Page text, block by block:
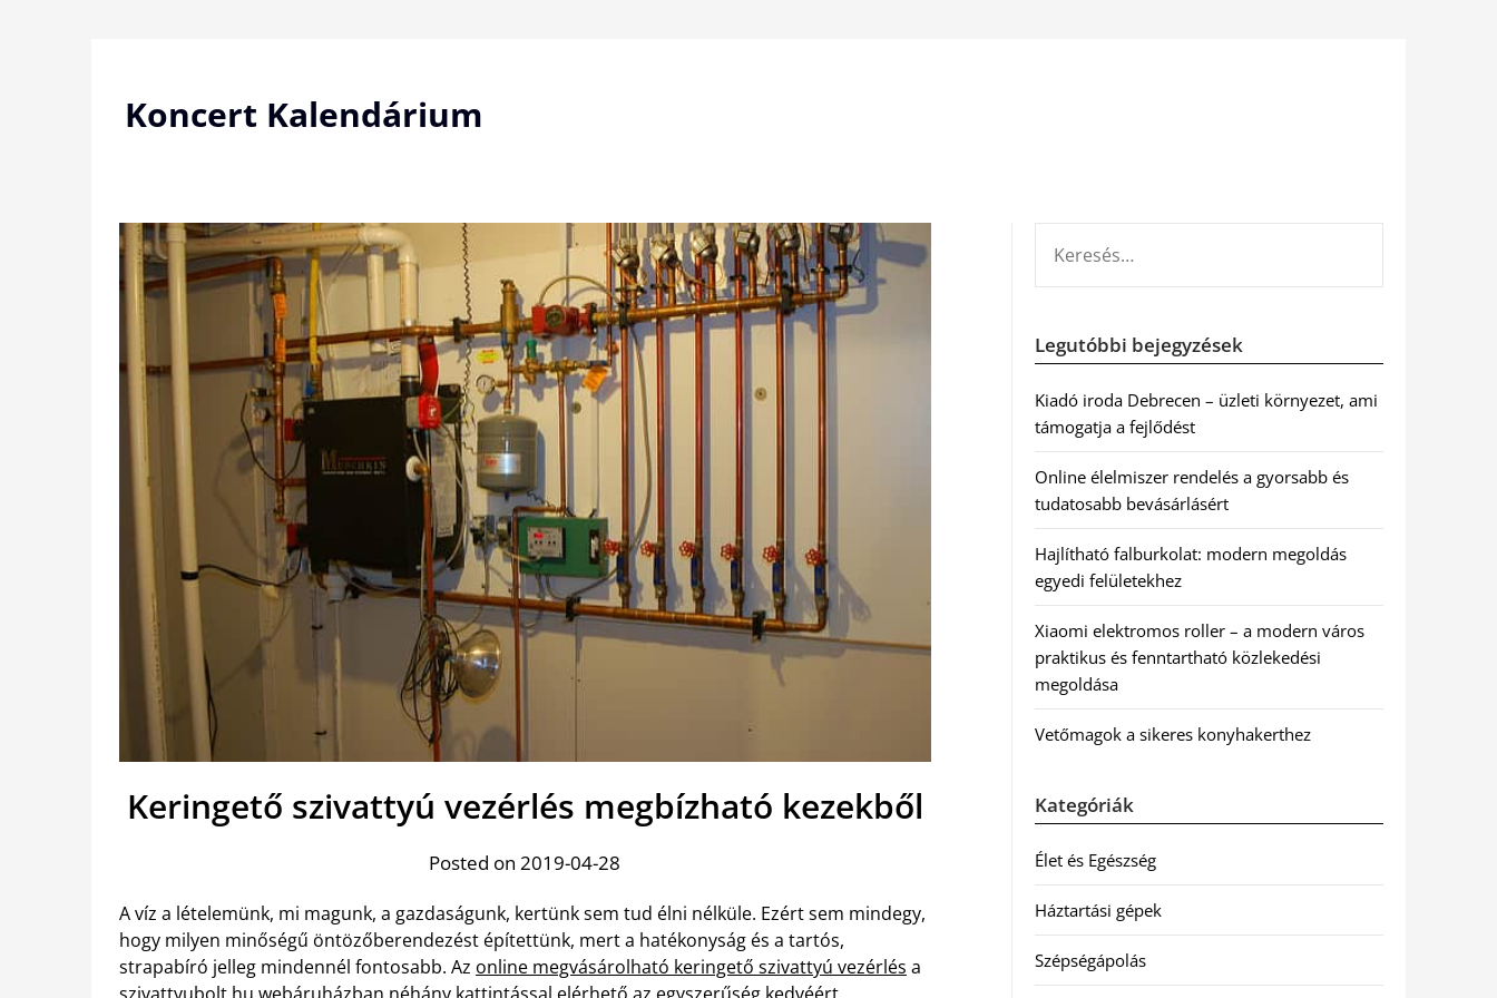
Koncert Kalendárium
Keringető szivattyú vezérlés megbízható kezekből
Posted on 2019-04-28
A víz a lételemünk, mi magunk, a gazdaságunk, kertünk sem tud élni nélküle. Ezért sem mindegy,
hogy milyen minőségű öntözőberendezést építettünk, mert a hatékonyság és a tartós,
strapabíró jelleg mindennél fontosabb. Az online megvásárolható keringető szivattyú vezérlés a
Legutóbbi bejegyzések
Kiadó iroda Debrecen – üzleti környezet, ami
támogatja a fejlődést
Online élelmiszer rendelés a gyorsabb és
tudatosabb bevásárlásért
Hajlítható falburkolat: modern megoldás
egyedi felületekhez
Xiaomi elektromos roller – a modern város
praktikus és fenntartható közlekedési
megoldása
Vetőmagok a sikeres konyhakerthez
Kategóriák
Élet és Egészség
Háztartási gépek
Szépségápolás